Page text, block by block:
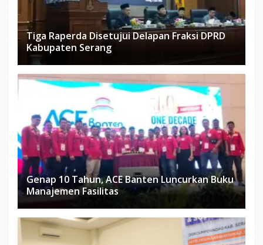
Tiga Raperda Disetujui Delapan Fraksi DPRD
Kabupaten Serang
Genap 10 Tahun, ACE Banten Luncurkan Buku
Manajemen Fasilitas